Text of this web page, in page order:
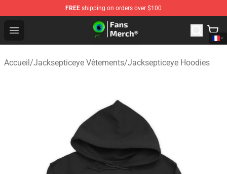
FREE shipping on orders over $100
Open menu
Jacksepticeye Store - Official Jacksepticeye
Accueil/Jacksepticeye Vêtements/Jacksepticeye Hoodies